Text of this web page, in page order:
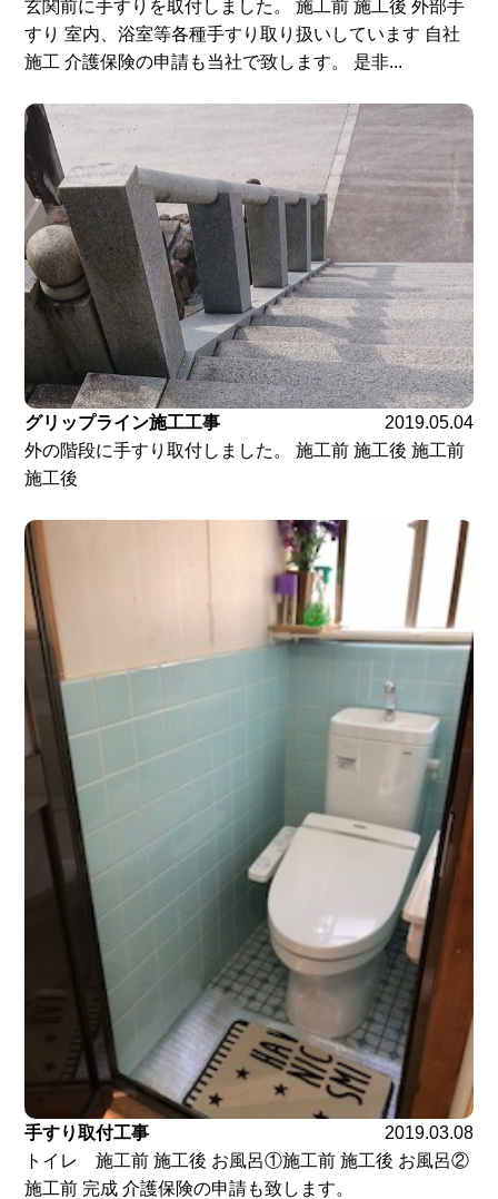
玄関前に手すりを取付しました。 施工前 施工後 外部手
すり 室内、浴室等各種手すり取り扱いしています 自社
施工 介護保険の申請も当社で致します。 是非...
グリップライン施工工事
2019.05.04
外の階段に手すり取付しました。 施工前 施工後 施工前
施工後
手すり取付工事
2019.03.08
トイレ 施工前 施工後 お風呂①施工前 施工後 お風呂②
施工前 完成 介護保険の申請も致します。